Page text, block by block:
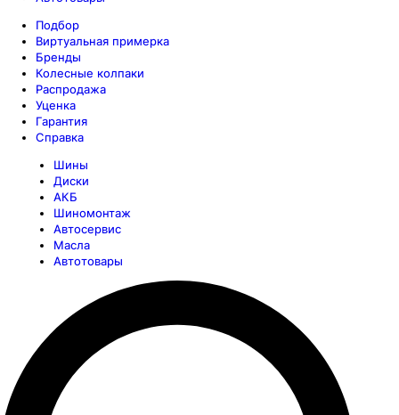
Подбор
Виртуальная примерка
Бренды
Колесные колпаки
Распродажа
Уценка
Гарантия
Справка
Шины
Диски
АКБ
Шиномонтаж
Автосервис
Масла
Автотовары